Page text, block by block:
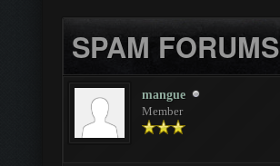
SPAM FORUMS
mangue
Member